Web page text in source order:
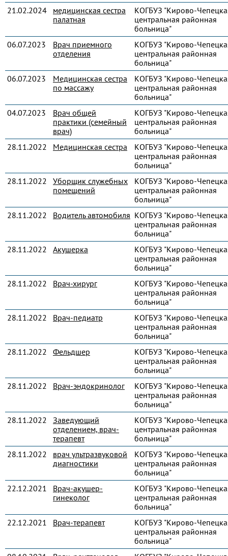
21.02.2024
медицинская сестра
палатная
КОГБУЗ "Кирово-
центральная районная
больница"
06.07.2023
Врач приемного
отделения
КОГБУЗ "Кирово-
центральная районная
больница"
06.07.2023
Медицинская сестра
по массажу
КОГБУЗ "Кирово-
центральная районная
больница"
04.07.2023
Врач общей
практики (семейный
врач)
КОГБУЗ "Кирово-
центральная районная
больница"
28.11.2022
Медицинская сестра
КОГБУЗ "Кирово-
центральная районная
больница"
28.11.2022
Уборщик служебных
помещений
КОГБУЗ "Кирово-
центральная районная
больница"
28.11.2022
Водитель автомобиля КОГБУЗ "Кирово-
центральная районная
больница"
28.11.2022
Акушерка
КОГБУЗ "Кирово-
центральная районная
больница"
28.11.2022
Врач-хирург
КОГБУЗ "Кирово-
центральная районная
больница"
28.11.2022
Врач-педиатр
КОГБУЗ "Кирово-
центральная районная
больница"
28.11.2022
Фельдшер
КОГБУЗ "Кирово-
центральная районная
больница"
28.11.2022
Врач-эндокринолог
КОГБУЗ "Кирово-
центральная районная
больница"
28.11.2022
Заведующий
отделением, врач-
терапевт
КОГБУЗ "Кирово-
центральная районная
больница"
28.11.2022
врач ультразвуковой
диагностики
КОГБУЗ "Кирово-
центральная районная
больница"
22.12.2021
Врач-акушер-
гинеколог
КОГБУЗ "Кирово-
центральная районная
больница"
22.12.2021
Врач-терапевт
КОГБУЗ "Кирово-
центральная районная
больница"